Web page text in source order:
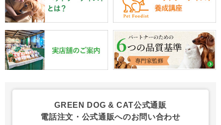
GREEN DOG & CAT公式通販
電話注文・公式通販へのお問い合わせ